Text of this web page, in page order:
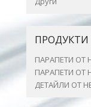
ПРОДУКТИ
ПАРАПЕТИ ОТ
ПАРАПЕТИ ОТ
ДЕТАЙЛИ ОТ